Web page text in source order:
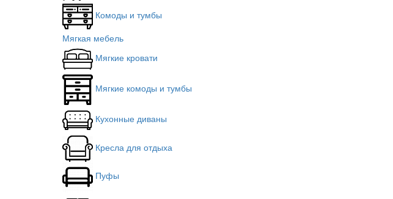
Комоды и тумбы
Мягкая мебель
Мягкие кровати
Мягкие комоды и тумбы
Кухонные диваны
Кресла для отдыха
Пуфы